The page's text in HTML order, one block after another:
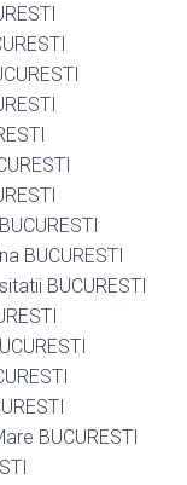
BUCURESTI
BUCURESTI
BUCURESTI